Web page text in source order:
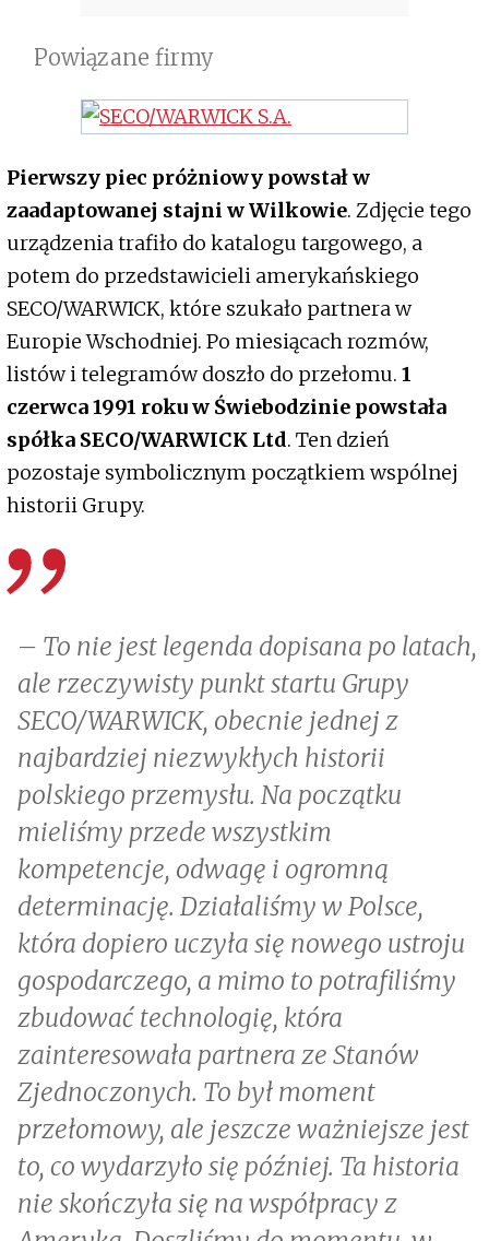
Powiązane firmy
Pierwszy piec próżniowy powstał w
zaadaptowanej stajni w Wilkowie. Zdjęcie tego
urządzenia trafiło do katalogu targowego, a
potem do przedstawicieli amerykańskiego
SECO/WARWICK, które szukało partnera w
Europie Wschodniej. Po miesiącach rozmów,
listów i telegramów doszło do przełomu. 1
czerwca 1991 roku w Świebodzinie powstała
spółka SECO/WARWICK Ltd. Ten dzień
pozostaje symbolicznym początkiem wspólnej
historii Grupy.
– To nie jest legenda dopisana po latach,
ale rzeczywisty punkt startu Grupy
SECO/WARWICK, obecnie jednej z
najbardziej niezwykłych historii
polskiego przemysłu. Na początku
mieliśmy przede wszystkim
kompetencje, odwagę i ogromną
determinację. Działaliśmy w Polsce,
która dopiero uczyła się nowego ustroju
gospodarczego, a mimo to potrafiliśmy
zbudować technologię, która
zainteresowała partnera ze Stanów
Zjednoczonych. To był moment
przełomowy, ale jeszcze ważniejsze jest
to, co wydarzyło się później. Ta historia
nie skończyła się na współpracy z